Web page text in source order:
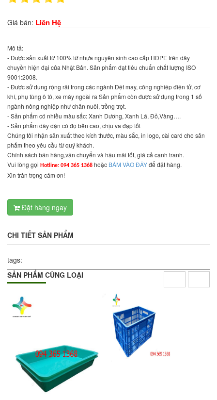
Giá bán: Liên Hệ
Mô tả:
- Được sản xuất từ 100% từ nhựa nguyên sinh cao cấp HDPE trên dây
chuyền hiện đại của Nhật Bản. Sản phẩm đạt tiêu chuẩn chất lượng ISO
9001:2008.
- Được sử dụng rộng rãi trong các ngành Dệt may, công nghiệp điện tử, cơ
khí, phụ tùng ô tô, xe máy ngoài ra Sản phẩm còn được sử dụng trong 1 số
ngành nông nghiệp như chăn nuôi, trồng trọt.
- Sản phẩm có nhiều màu sắc: Xanh Dương, Xanh Lá, Đỏ,Vàng….
- Sản phẩm dày dặn có độ bền cao, chịu va đập tốt
Chúng tôi nhận sản xuất theo kích thước, màu sắc, in logo, cài card cho sản
phẩm theo yêu cầu từ quý khách.
Chính sách bán hàng,vận chuyển và hậu mãi tốt, giá cả cạnh tranh.
Vui lòng gọi Hotline: 094 365 1368 hoặc BÁM VÀO ĐÂYđể đặt hàng.
Xin trân trọng cảm ơn!
Đặt hàng ngay
CHI TIẾT SẢN PHẨM
tags:
SẢN PHẨM CÙNG LOẠI